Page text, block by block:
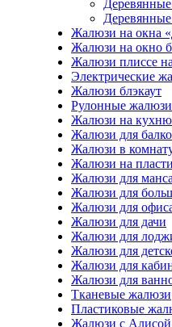
Жалюзи на окна
Жалюзи на окно
Жалюзи плиссе
Электрические
Жалюзи блэкаут
Рулонные жалюзи
Жалюзи на кухню
Жалюзи для
Жалюзи в
Жалюзи на
Жалюзи для
Жалюзи для
Жалюзи для
Жалюзи для дачи
Жалюзи для
Жалюзи для
Жалюзи для
Жалюзи для
Тканевые жалюзи
Пластиковые
Жалюзи с Алисой